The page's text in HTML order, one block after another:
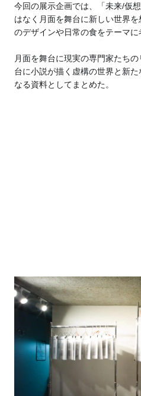
今回の展示企画では、「未来/仮
はなく月面を舞台に新しい世界
のデザインや日常の食をテーマに
月面を舞台に現実の専門家たち
台に小説が描く虚構の世界と新
なる資料としてまとめた。